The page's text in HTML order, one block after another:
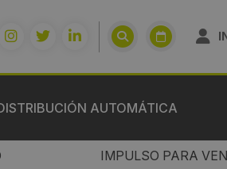
AUTOMÁTICA
IMPULSO PARA